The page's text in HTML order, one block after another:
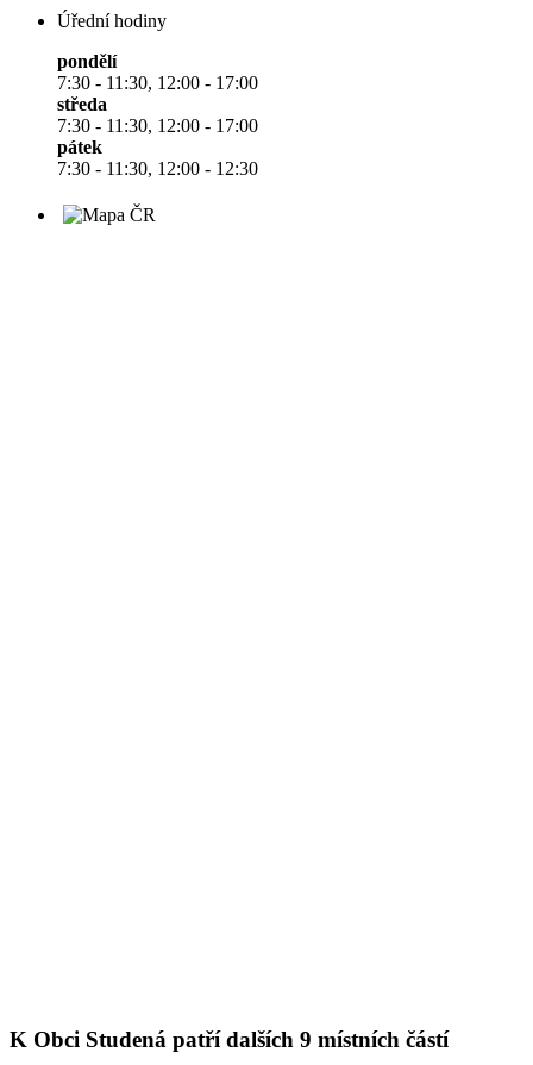
Úřední hodiny
pondělí
7:30 - 11:30, 12:00 - 17:00
středa
7:30 - 11:30, 12:00 - 17:00
pátek
7:30 - 11:30, 12:00 - 12:30
K Obci Studená patří dalších 9 místních částí